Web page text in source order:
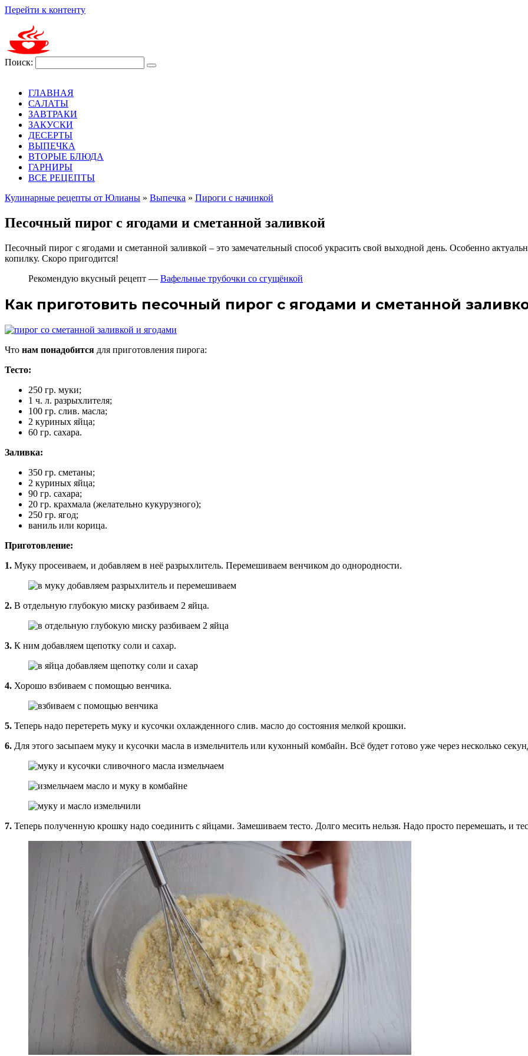
Перейти к контенту
Поиск:
ГЛАВНАЯ
САЛАТЫ
ЗАВТРАКИ
ЗАКУСКИ
ДЕСЕРТЫ
ВЫПЕЧКА
ВТОРЫЕ БЛЮДА
ГАРНИРЫ
ВСЕ РЕЦЕПТЫ
Кулинарные рецепты от Юлианы » Выпечка » Пироги с начинкой
Песочный пирог с ягодами и сметанной заливкой
Песочный пирог с ягодами и сметанной заливкой – это замечательный способ украсить свой выходной день. Особенно
копилку. Скоро пригодится!
Рекомендую вкусный рецепт — Вафельные трубочки со сгущёнкой
Как приготовить песочный пирог с ягодами и сметанной
Что нам понадобится для приготовления пирога:
Тесто:
250 гр. муки;
1 ч. л. разрыхлителя;
100 гр. слив. масла;
2 куриных яйца;
60 гр. сахара.
Заливка:
350 гр. сметаны;
2 куриных яйца;
90 гр. сахара;
20 гр. крахмала (желательно кукурузного);
250 гр. ягод;
ваниль или корица.
Приготовление:
1. Муку просеиваем, и добавляем в неё разрыхлитель. Перемешиваем венчиком до однородности.
2. В отдельную глубокую миску разбиваем 2 яйца.
3. К ним добавляем щепотку соли и сахар.
4. Хорошо взбиваем с помощью венчика.
5. Теперь надо перетереть муку и кусочки охлажденного слив. масло до состояния мелкой крошки.
6. Для этого засыпаем муку и кусочки масла в измельчитель или кухонный комбайн. Всё будет готово уже через несколько
7. Теперь полученную крошку надо соединить с яйцами. Замешиваем тесто. Долго месить нельзя. Надо просто перемешать, и